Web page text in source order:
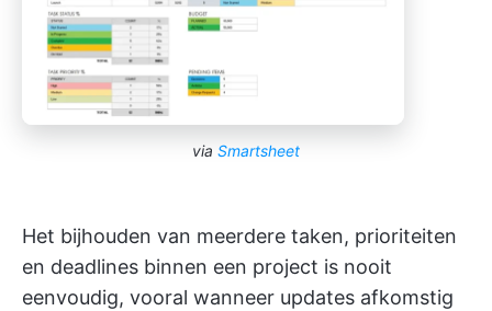
via Smartsheet
Het bijhouden van meerdere taken, prioriteiten
en deadlines binnen een project is nooit
eenvoudig, vooral wanneer updates afkomstig